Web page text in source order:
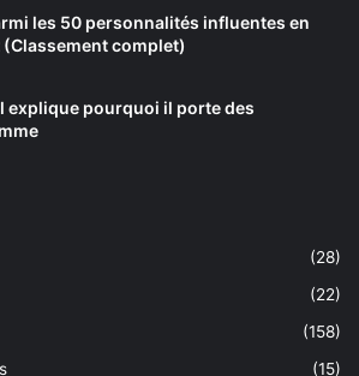
les 50 personnalités influentes en
(Classement complet)
explique pourquoi il porte des
(28)
(22)
(158)
(15)